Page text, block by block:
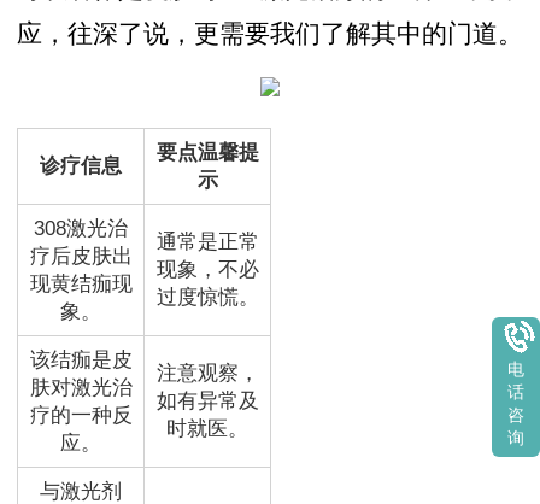
应，往深了说，更需要我们了解其中的门道。
诊疗信息
要点温馨提
示
308激光治
疗后皮肤出
现黄结痂现
象。
通常是正常
现象，不必
过度惊慌。
该结痂是皮
肤对激光治
疗的一种反
应。
注意观察，
如有异常及
时就医。
与激光剂
电
话
咨
询